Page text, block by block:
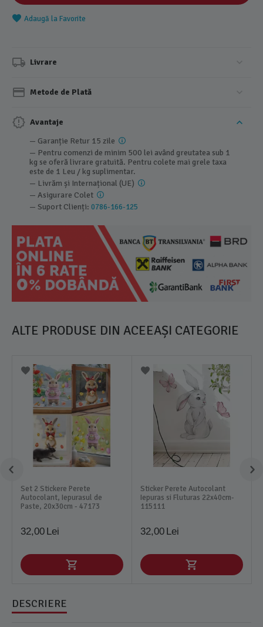
Adaugă la Favorite
Livrare
Metode de Plată
Avantaje
— Garanție Retur 15 zile
— Pentru comenzi de minim 500 lei având greutatea sub 1
kg se oferă livrare gratuită. Pentru colete mai grele taxa
este de 1 Leu / kg suplimentar.
— Livrăm și Internațional (UE)
— Asigurare Colet
— Suport Clienți:0786-166-125
ALTE PRODUSE DIN ACEEAȘI CATEGORIE
Set 2 Stickere Perete
Autocolant, Iepurasul de
Paste, 20x30cm - 47173
32,00 Lei
Sticker Perete Autocolant
Iepuras si Fluturas 22x40cm-
115111
32,00 Lei
DESCRIERE